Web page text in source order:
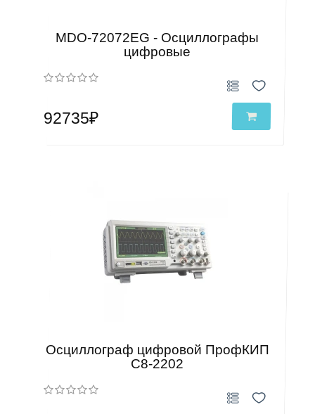
MDO-72072EG - Осциллографы
цифровые
92735₽
Осциллограф цифровой ПрофКИП
С8-2202